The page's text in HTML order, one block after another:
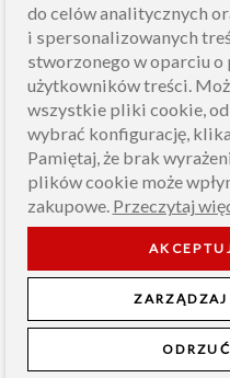
do celów analitycznych
i spersonalizowanych
stworzonego w oparciu o
użytkowników treści.
wszystkie pliki cookie,
wybrać konfigurację,
Pamiętaj, że brak
plików cookie może
zakupowe. Przeczytaj